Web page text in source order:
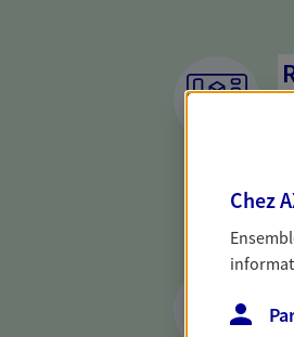
Il
Chez